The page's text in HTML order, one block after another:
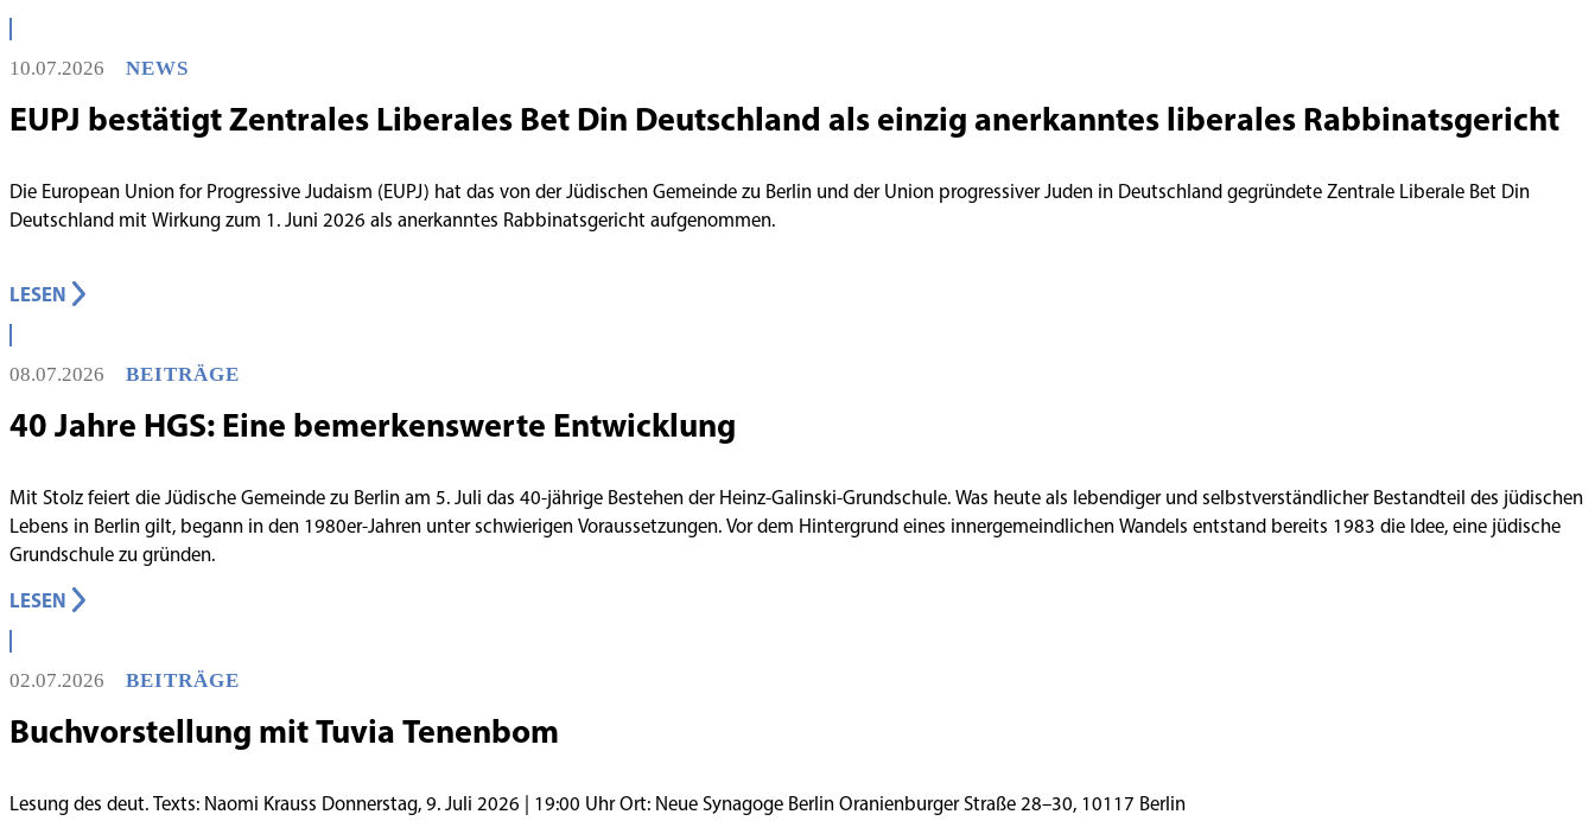
10.07.2026 NEWS
EUPJ bestätigt Zentrales Liberales Bet Din Deutschland als einzig anerkanntes liberales Rabbinatsgericht
Die European Union for Progressive Judaism (EUPJ) hat das von der Jüdischen Gemeinde zu Berlin und der Union progressiver Juden in Deutschland gegründete Zentrale Liberale Bet Din
Deutschland mit Wirkung zum 1. Juni 2026 als anerkanntes Rabbinatsgericht aufgenommen.
LESEN
08.07.2026 BEITRÄGE
40 Jahre HGS: Eine bemerkenswerte Entwicklung
Mit Stolz feiert die Jüdische Gemeinde zu Berlin am 5. Juli das 40-jährige Bestehen der Heinz-Galinski-Grundschule. Was heute als lebendiger und selbstverständlicher Bestandteil des jüdischen
Lebens in Berlin gilt, begann in den 1980er-Jahren unter schwierigen Voraussetzungen. Vor dem Hintergrund eines innergemeindlichen Wandels entstand bereits 1983 die Idee, eine jüdische
Grundschule zu gründen.
LESEN
02.07.2026 BEITRÄGE
Buchvorstellung mit Tuvia Tenenbom
Lesung des deut. Texts: Naomi Krauss Donnerstag, 9. Juli 2026 | 19:00 Uhr Ort: Neue Synagoge Berlin Oranienburger Straße 28–30, 10117 Berlin